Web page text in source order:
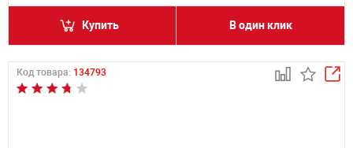
Купить В один клик
Код товара: 134793